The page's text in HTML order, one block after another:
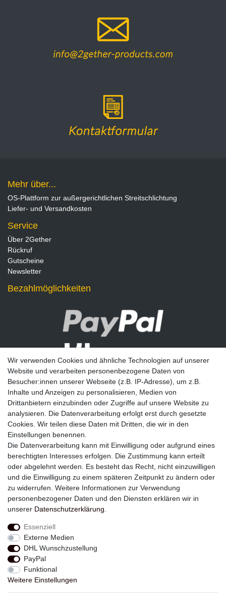
Mehr über...
OS-Plattform zur außergerichtlichen Streitschlichtung
Liefer- und Versandkosten
Service
Über 2Gether
Rückruf
Gutscheine
Newsletter
Bezahlmöglichkeiten
Newsletter
E-MAIL **
Einwilligung kann ich jederzeit widerrufen.**
Abonnieren
Widerrufs­recht
Daten­schutz­erklärung
Wir verwenden Cookies und ähnliche Technologien auf unserer
Website und verarbeiten personenbezogene Daten von
Besucher:innen unserer Webseite (z.B. IP-Adresse), um z.B.
Inhalte und Anzeigen zu personalisieren, Medien von
Drittanbietern einzubinden oder Zugriffe auf unsere Website zu
analysieren. Die Datenverarbeitung erfolgt erst durch gesetzte
Cookies. Wir teilen diese Daten mit Dritten, die wir in den
Einstellungen benennen.
Die Datenverarbeitung kann mit Einwilligung oder aufgrund eines
berechtigten Interesses erfolgen. Die Zustimmung kann erteilt
oder abgelehnt werden. Es besteht das Recht, nicht einzuwilligen
und die Einwilligung zu einem späteren Zeitpunkt zu ändern oder
zu widerrufen. Weitere Informationen zur Verwendung
personenbezogener Daten und den Diensten erklären wir in
unserer Daten­schutz­erklärung
Essenziell
Externe Medien
DHL Wunschzustellung
PayPal
Funktional
Weitere Einstellungen